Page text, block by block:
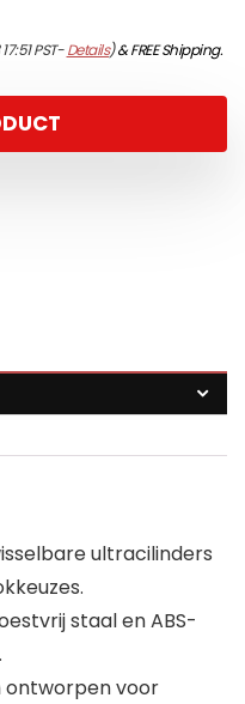
PST-Details)&FREE Shipping.
ultracilinders
staal en ABS-
ontworpen voor